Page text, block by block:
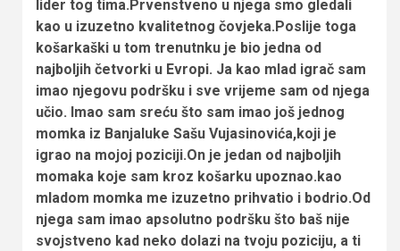
lider tog tima.Prvenstveno u njega smo gledali
kao u izuzetno kvalitetnog čovjeka.Poslije toga
košarkaški u tom trenutnku je bio jedna od
najboljih četvorki u Evropi. Ja kao mlad igrač sam
imao njegovu podršku i sve vrijeme sam od njega
učio. Imao sam sreću što sam imao još jednog
momka iz Banjaluke Sašu Vujasinovića,koji je
igrao na mojoj poziciji.On je jedan od najboljih
momaka koje sam kroz košarku upoznao.kao
mladom momka me izuzetno prihvatio i bodrio.Od
njega sam imao apsolutno podršku što baš nije
svojstveno kad neko dolazi na tvoju poziciju, a ti